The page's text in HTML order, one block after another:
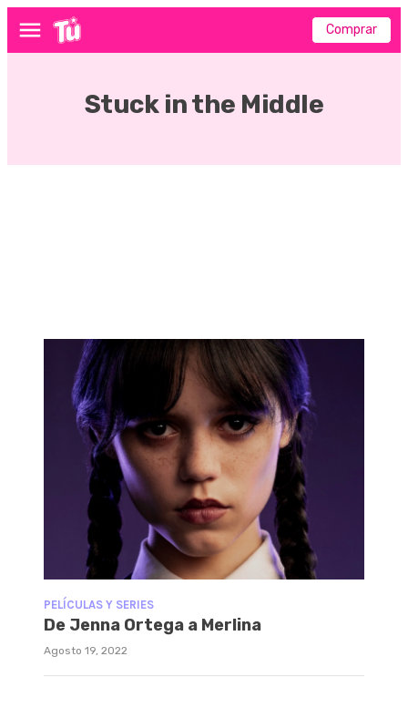
Menú Comprar
Stuck in the Middle
PELÍCULAS Y SERIES
De Jenna Ortega a Merlina
Agosto 19, 2022